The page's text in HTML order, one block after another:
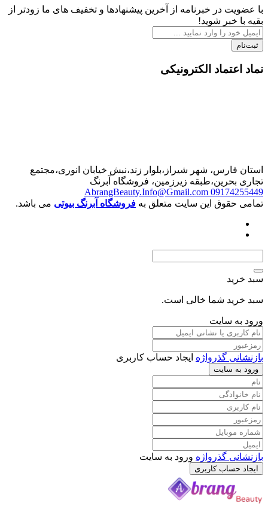
با عضویت در خبرنامه از آخرین پیشنهادها و تخفیف های ما زودتر از
بقیه با خبر شوید!
ثبت‌نام
نماد اعتماد الکترونیکی
استان فارس، شهر شیراز،بلوار زند،نبش خیابان انوری،مجتمع
تجاری بحرین،طبقه زیرزمین، فروشگاه آبرنگ
09174255449
AbrangBeauty.Info@Gmail.com
تمامی حقوق این سایت متعلق به فروشگاه آبرنگ بیوتی می باشد.
سبد خرید
سبد خرید شما خالی است.
ورود به سایت
بازنشانی گذرواژه ایجاد حساب کاربری
ورود به سایت
بازنشانی گذرواژه ورود به سایت
ایجاد حساب کاربری